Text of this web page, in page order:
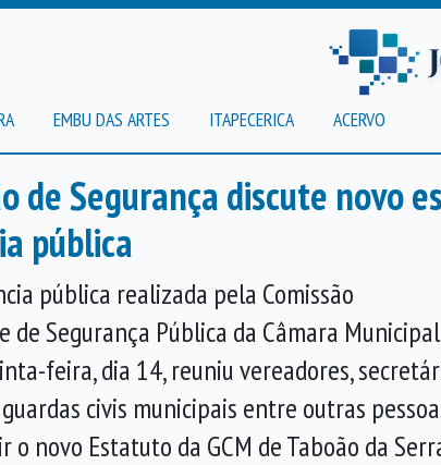
EMBU DAS ARTES ITAPECERICA ACERVO
de Segurança discute novo
pública
pública realizada pela Comissão
de Segurança Pública da Câmara
feira, dia 14, reuniu vereadores,
civis municipais entre outras
o novo Estatuto da GCM de Taboão da